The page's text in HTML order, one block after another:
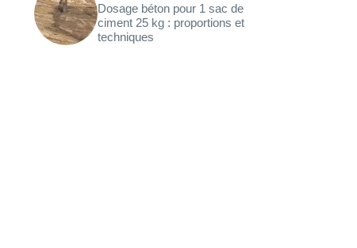
Dosage béton pour 1 sac de
ciment 25 kg : proportions et
techniques